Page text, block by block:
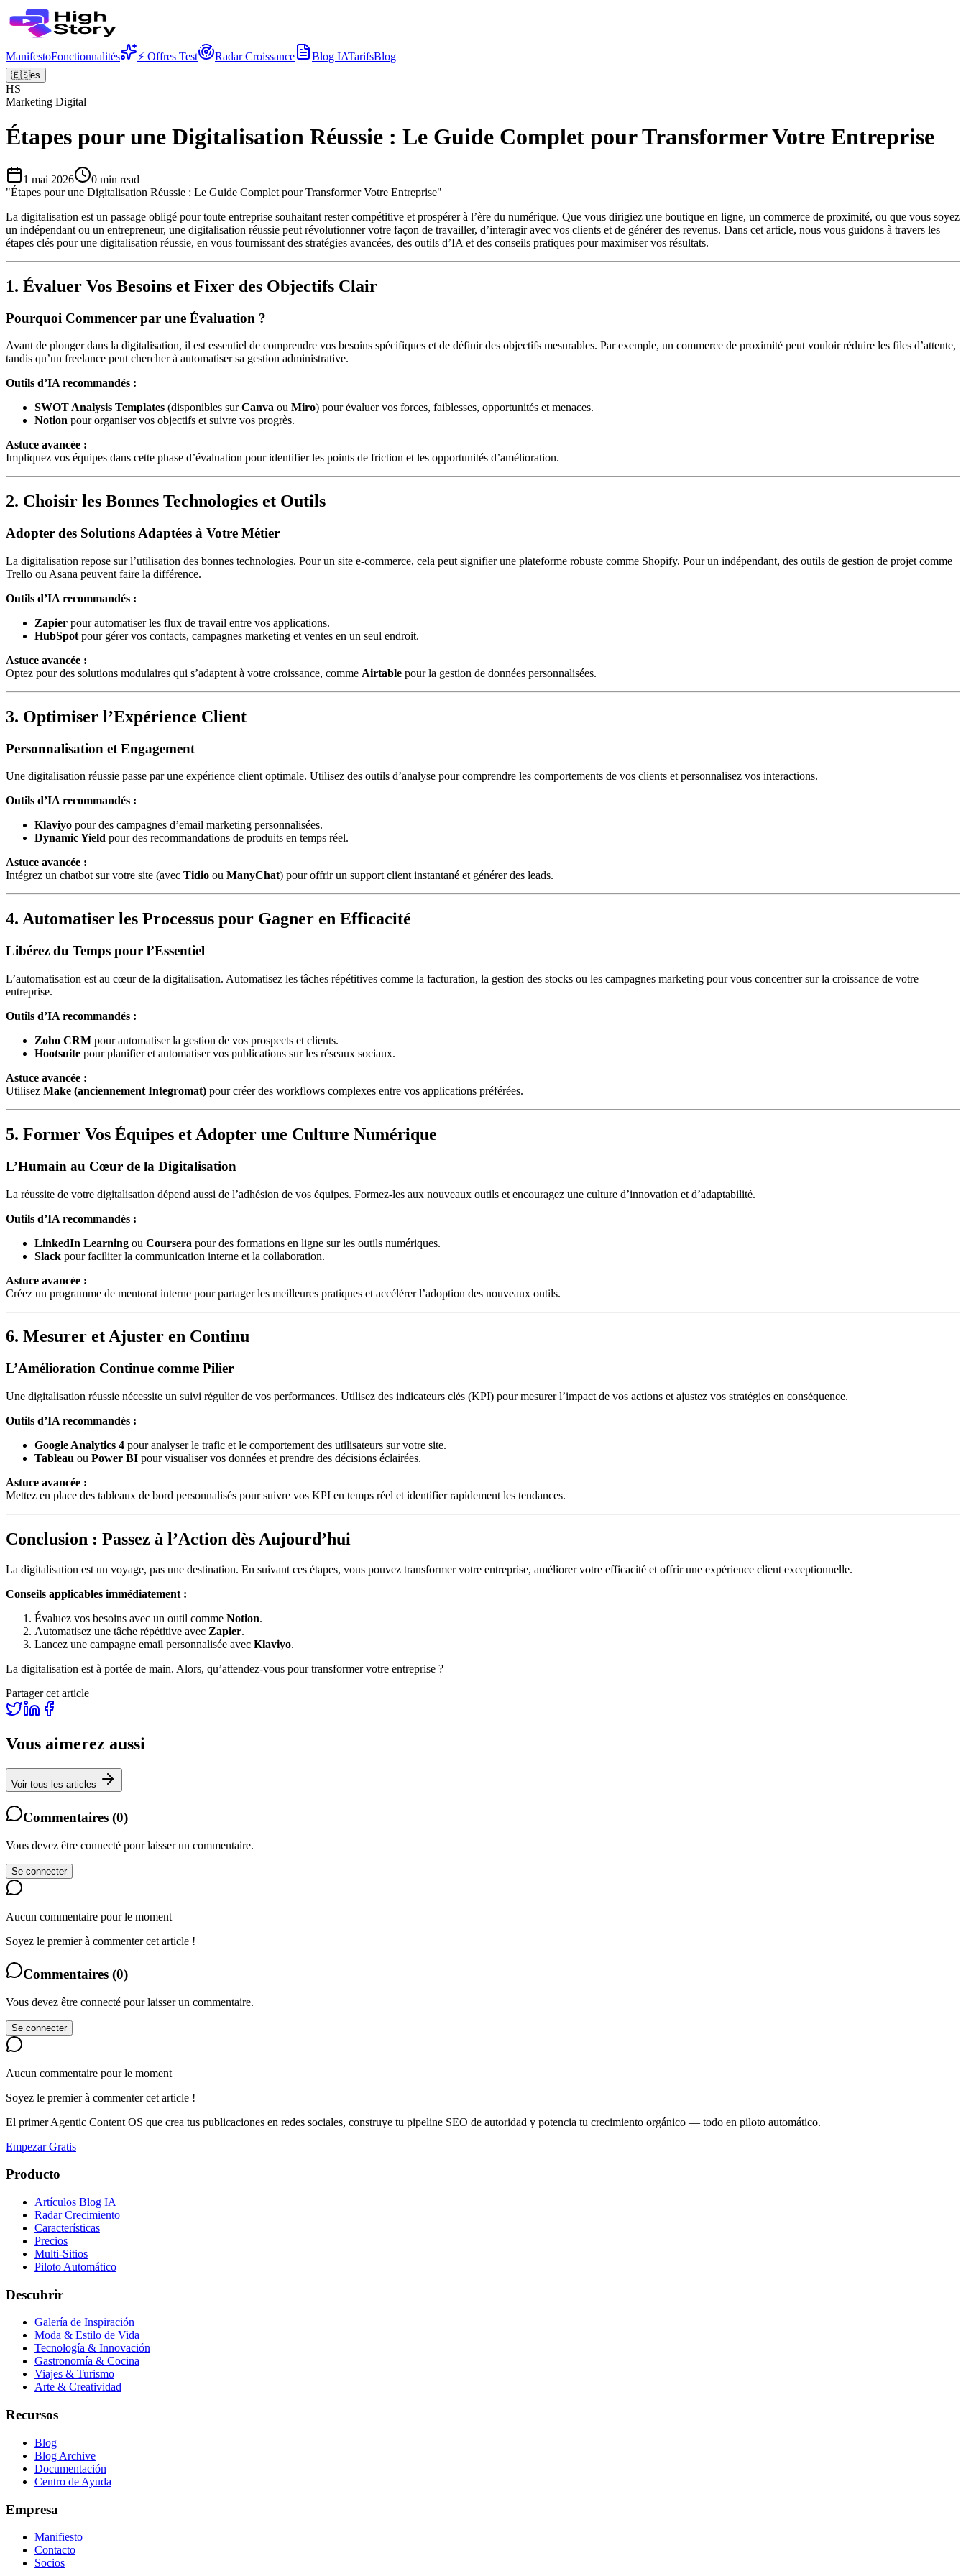
ManifestoFonctionnalités ⚡ Offres Test Radar Croissance Blog IATarifsBlog
🇪🇸es
HS
Marketing Digital
Étapes pour une Digitalisation Réussie : Le Guide Complet pour Transformer Votre Entreprise
1 mai 2026 0 min read
"Étapes pour une Digitalisation Réussie : Le Guide Complet pour Transformer Votre Entreprise"
La digitalisation est un passage obligé pour toute entreprise souhaitant rester compétitive et prospérer à l’ère du numérique. Que vous dirigiez une boutique en ligne, un commerce de proximité, ou que vous soyez
un indépendant ou un entrepreneur, une digitalisation réussie peut révolutionner votre façon de travailler, d’interagir avec vos clients et de générer des revenus. Dans cet article, nous vous guidons à travers les
étapes clés pour une digitalisation réussie, en vous fournissant des stratégies avancées, des outils d’IA et des conseils pratiques pour maximiser vos résultats.
1. Évaluer Vos Besoins et Fixer des Objectifs Clair
Pourquoi Commencer par une Évaluation ?
Avant de plonger dans la digitalisation, il est essentiel de comprendre vos besoins spécifiques et de définir des objectifs mesurables. Par exemple, un commerce de proximité peut vouloir réduire les files d’attente,
tandis qu’un freelance peut chercher à automatiser sa gestion administrative.
Outils d’IA recommandés :
SWOT Analysis Templates (disponibles surCanva ou Miro) pour évaluer vos forces, faiblesses, opportunités et menaces.
Notion pour organiser vos objectifs et suivre vos progrès.
Astuce avancée :
Impliquez vos équipes dans cette phase d’évaluation pour identifier les points de friction et les opportunités d’amélioration.
2. Choisir les Bonnes Technologies et Outils
Adopter des Solutions Adaptées à Votre Métier
La digitalisation repose sur l’utilisation des bonnes technologies. Pour un site e-commerce, cela peut signifier une plateforme robuste comme Shopify. Pour un indépendant, des outils de gestion de projet comme
Trello ou Asana peuvent faire la différence.
Outils d’IA recommandés :
Zapier pour automatiser les flux de travail entre vos applications.
HubSpot pour gérer vos contacts, campagnes marketing et ventes en un seul endroit.
Astuce avancée :
Optez pour des solutions modulaires qui s’adaptent à votre croissance, comme Airtable pour la gestion de données personnalisées.
3. Optimiser l’Expérience Client
Personnalisation et Engagement
Une digitalisation réussie passe par une expérience client optimale. Utilisez des outils d’analyse pour comprendre les comportements de vos clients et personnalisez vos interactions.
Outils d’IA recommandés :
Klaviyo pour des campagnes d’email marketing personnalisées.
Dynamic Yield pour des recommandations de produits en temps réel.
Astuce avancée :
Intégrez un chatbot sur votre site (avec Tidio ou ManyChat) pour offrir un support client instantané et générer des leads.
4. Automatiser les Processus pour Gagner en Efficacité
Libérez du Temps pour l’Essentiel
L’automatisation est au cœur de la digitalisation. Automatisez les tâches répétitives comme la facturation, la gestion des stocks ou les campagnes marketing pour vous concentrer sur la croissance de votre
entreprise.
Outils d’IA recommandés :
Zoho CRM pour automatiser la gestion de vos prospects et clients.
Hootsuite pour planifier et automatiser vos publications sur les réseaux sociaux.
Astuce avancée :
Utilisez Make (anciennement Integromat) pour créer des workflows complexes entre vos applications préférées.
5. Former Vos Équipes et Adopter une Culture Numérique
L’Humain au Cœur de la Digitalisation
La réussite de votre digitalisation dépend aussi de l’adhésion de vos équipes. Formez-les aux nouveaux outils et encouragez une culture d’innovation et d’adaptabilité.
Outils d’IA recommandés :
LinkedIn Learning ou Coursera pour des formations en ligne sur les outils numériques.
Slack pour faciliter la communication interne et la collaboration.
Astuce avancée :
Créez un programme de mentorat interne pour partager les meilleures pratiques et accélérer l’adoption des nouveaux outils.
6. Mesurer et Ajuster en Continu
L’Amélioration Continue comme Pilier
Une digitalisation réussie nécessite un suivi régulier de vos performances. Utilisez des indicateurs clés (KPI) pour mesurer l’impact de vos actions et ajustez vos stratégies en conséquence.
Outils d’IA recommandés :
Google Analytics 4 pour analyser le trafic et le comportement des utilisateurs sur votre site.
Tableau ou Power BI pour visualiser vos données et prendre des décisions éclairées.
Astuce avancée :
Mettez en place des tableaux de bord personnalisés pour suivre vos KPI en temps réel et identifier rapidement les tendances.
Conclusion : Passez à l’Action dès Aujourd’hui
La digitalisation est un voyage, pas une destination. En suivant ces étapes, vous pouvez transformer votre entreprise, améliorer votre efficacité et offrir une expérience client exceptionnelle.
Conseils applicables immédiatement :
Évaluez vos besoins avec un outil comme Notion.
Automatisez une tâche répétitive avec Zapier.
Lancez une campagne email personnalisée avec Klaviyo.
La digitalisation est à portée de main. Alors, qu’attendez-vous pour transformer votre entreprise ?
Partager cet article
Vous aimerez aussi
Voir tous les articles
Commentaires (0)
Vous devez être connecté pour laisser un commentaire.
Se connecter
Aucun commentaire pour le moment
Soyez le premier à commenter cet article !
Commentaires (0)
Vous devez être connecté pour laisser un commentaire.
Se connecter
Aucun commentaire pour le moment
Soyez le premier à commenter cet article !
El primer Agentic Content OS que crea tus publicaciones en redes sociales, construye tu pipeline SEO de autoridad y potencia tu crecimiento orgánico — todo en piloto automático.
Empezar Gratis
Producto
Artículos Blog IA
Radar Crecimiento
Características
Precios
Multi-Sitios
Piloto Automático
Descubrir
Galería de Inspiración
Moda & Estilo de Vida
Tecnología & Innovación
Gastronomía & Cocina
Viajes & Turismo
Arte & Creatividad
Recursos
Blog
Blog Archive
Documentación
Centro de Ayuda
Empresa
Manifiesto
Contacto
Socios